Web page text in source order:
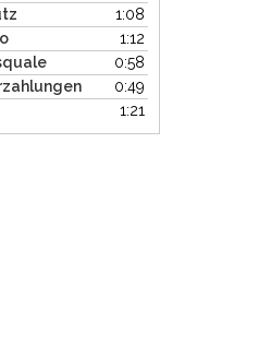
verlagen.
1:08
1:12
0:58
0:49
1:21